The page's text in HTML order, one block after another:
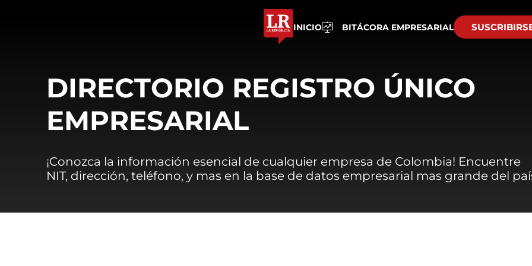
INICIO BITÁCORA EMPRESARIAL
DIRECTORIO REGISTRO ÚNICO
EMPRESARIAL
¡Conozca la información esencial de cualquier empresa de Colombia! Encuentre
NIT, dirección, teléfono, y mas en la base de datos empresarial mas grande del